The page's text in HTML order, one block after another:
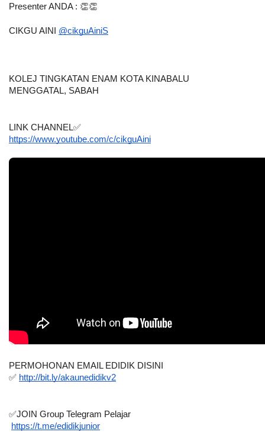
Presenter ANDA : 👏👏
CIKGU AINI @cikguAiniS
KOLEJ TINGKATAN ENAM KOTA KINABALU
MENGGATAL, SABAH
LINK CHANNEL✅
https://www.youtube.com/c/cikguAini
PERMOHONAN EMAIL EDIDIK DISINI
✅ http://bit.ly/akaunedidikv2
✅JOIN Group Telegram Pelajar
https://t.me/edidikjunior